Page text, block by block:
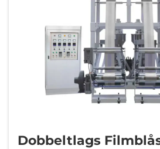
Dobbeltlags